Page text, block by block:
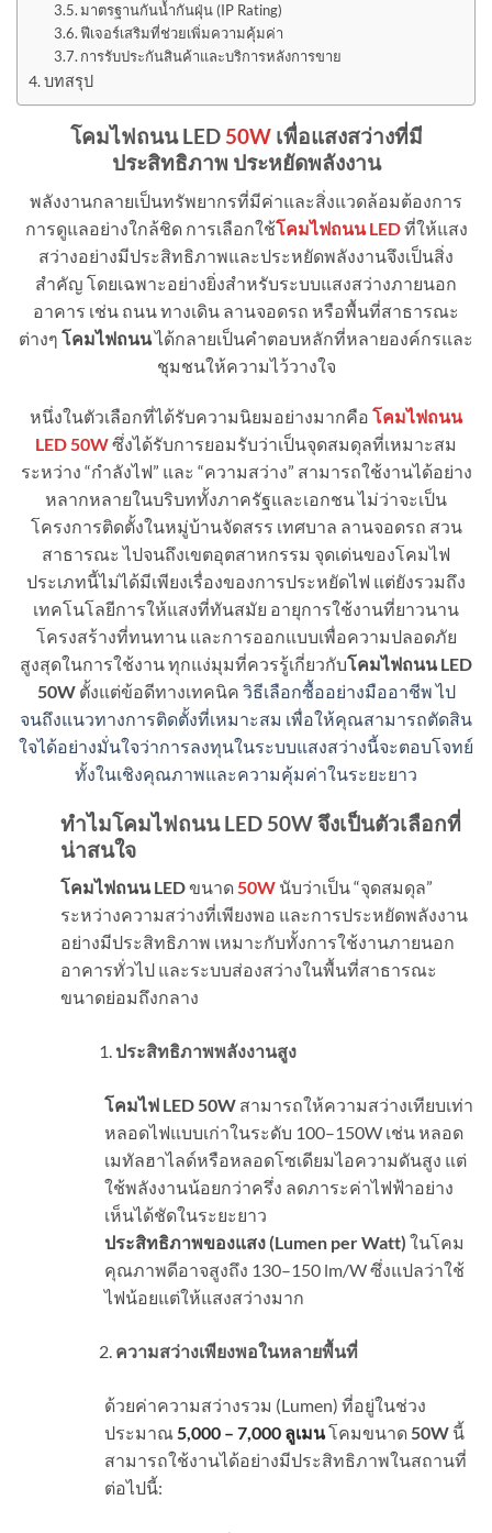
มาตรฐานกันน้ำกันฝุ่น (IP Rating)
ฟีเจอร์เสริมที่ช่วยเพิ่มความคุ้มค่า
การรับประกันสินค้าและบริการหลังการขาย
บทสรุป
โคมไฟถนนLED 50W เพื่อแสงสว่างที่มี
ประสิทธิภาพ ประหยัดพลังงาน
พลังงานกลายเป็นทรัพยากรที่มีค่าและสิ่งแวดล้อมต้องการ
การดูแลอย่างใกล้ชิด การเลือกใช้โคมไฟถนน LEDที่ให้แสง
สว่างอย่างมีประสิทธิภาพและประหยัดพลังงานจึงเป็นสิ่ง
สำคัญ โดยเฉพาะอย่างยิ่งสำหรับระบบแสงสว่างภายนอก
อาคาร เช่น ถนน ทางเดิน ลานจอดรถ หรือพื้นที่สาธารณะ
ต่างๆ โคมไฟถนนได้กลายเป็นคำตอบหลักที่หลายองค์กรและ
ชุมชนให้ความไว้วางใจ
หนึ่งในตัวเลือกที่ได้รับความนิยมอย่างมากคือ โคมไฟถนน
LED 50Wซึ่งได้รับการยอมรับว่าเป็นจุดสมดุลที่เหมาะสม
ระหว่าง “กำลังไฟ” และ “ความสว่าง” สามารถใช้งานได้อย่าง
หลากหลายในบริบททั้งภาครัฐและเอกชน ไม่ว่าจะเป็น
โครงการติดตั้งในหมู่บ้านจัดสรร เทศบาล ลานจอดรถ สวน
สาธารณะ ไปจนถึงเขตอุตสาหกรรม จุดเด่นของโคมไฟ
ประเภทนี้ไม่ได้มีเพียงเรื่องของการประหยัดไฟ แต่ยังรวมถึง
เทคโนโลยีการให้แสงที่ทันสมัย อายุการใช้งานที่ยาวนาน
โครงสร้างที่ทนทาน และการออกแบบเพื่อความปลอดภัย
สูงสุดในการใช้งาน ทุกแง่มุมที่ควรรู้เกี่ยวกับโคมไฟถนน LED
50Wตั้งแต่ข้อดีทางเทคนิค วิธีเลือกซื้ออย่างมืออาชีพ ไป
จนถึงแนวทางการติดตั้งที่เหมาะสม เพื่อให้คุณสามารถตัดสิน
ใจได้อย่างมั่นใจว่าการลงทุนในระบบแสงสว่างนี้จะตอบโจทย์
ทั้งในเชิงคุณภาพและความคุ้มค่าในระยะยาว
ทำไมโคมไฟถนนLED 50Wจึงเป็นตัวเลือกที่
น่าสนใจ
โคมไฟถนน LEDขนาด50W นับว่าเป็น “จุดสมดุล”
ระหว่างความสว่างที่เพียงพอ และการประหยัดพลังงาน
อย่างมีประสิทธิภาพ เหมาะกับทั้งการใช้งานภายนอก
อาคารทั่วไป และระบบส่องสว่างในพื้นที่สาธารณะ
ขนาดย่อมถึงกลาง
ประสิทธิภาพพลังงานสูง
โคมไฟ LED 50W สามารถให้ความสว่างเทียบเท่า
หลอดไฟแบบเก่าในระดับ 100–150W เช่น หลอด
เมทัลฮาไลด์หรือหลอดโซเดียมไอความดันสูง แต่
ใช้พลังงานน้อยกว่าครึ่ง ลดภาระค่าไฟฟ้าอย่าง
เห็นได้ชัดในระยะยาว
ประสิทธิภาพของแสง (Lumen per Watt) ในโคม
คุณภาพดีอาจสูงถึง 130–150 lm/W ซึ่งแปลว่าใช้
ไฟน้อยแต่ให้แสงสว่างมาก
ความสว่างเพียงพอในหลายพื้นที่
ด้วยค่าความสว่างรวม (Lumen) ที่อยู่ในช่วง
ประมาณ5,000 – 7,000 ลูเมนโคมขนาด50W นี้
สามารถใช้งานได้อย่างมีประสิทธิภาพในสถานที่
ต่อไปนี้: